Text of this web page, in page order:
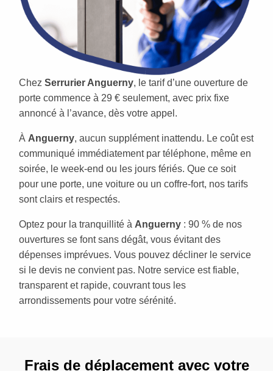
Chez Serrurier Anguerny, le tarif d’une ouverture de
porte commence à 29 € seulement, avec prix fixe
annoncé à l’avance, dès votre appel.
À Anguerny, aucun supplément inattendu. Le coût est
communiqué immédiatement par téléphone, même en
soirée, le week-end ou les jours fériés. Que ce soit
pour une porte, une voiture ou un coffre-fort, nos tarifs
sont clairs et respectés.
Optez pour la tranquillité à Anguerny : 90 % de nos
ouvertures se font sans dégât, vous évitant des
dépenses imprévues. Vous pouvez décliner le service
si le devis ne convient pas. Notre service est fiable,
transparent et rapide, couvrant tous les
arrondissements pour votre sérénité.
Frais de déplacement avec votre